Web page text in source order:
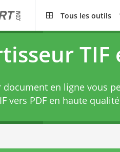
Tous les outils
TIF
document en ligne vous
vers PDF en haute